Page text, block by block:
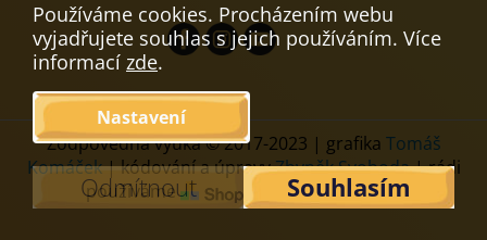
Používáme cookies. Procházením webu
vyjadřujete souhlas s jejich používáním. Více
informací zde.
Nastavení
Odmítnout Souhlasím
Zodpovědná výuka © 2017-2023 | grafika Tomáš
Komáček| kódování a úpravyZbyněk Svoboda| rádi
používáme
upravit cookies